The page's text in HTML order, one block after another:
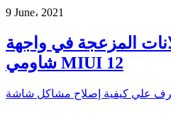
9 June، 2021
المزعجة في واجهة
شاومي MIUI 12